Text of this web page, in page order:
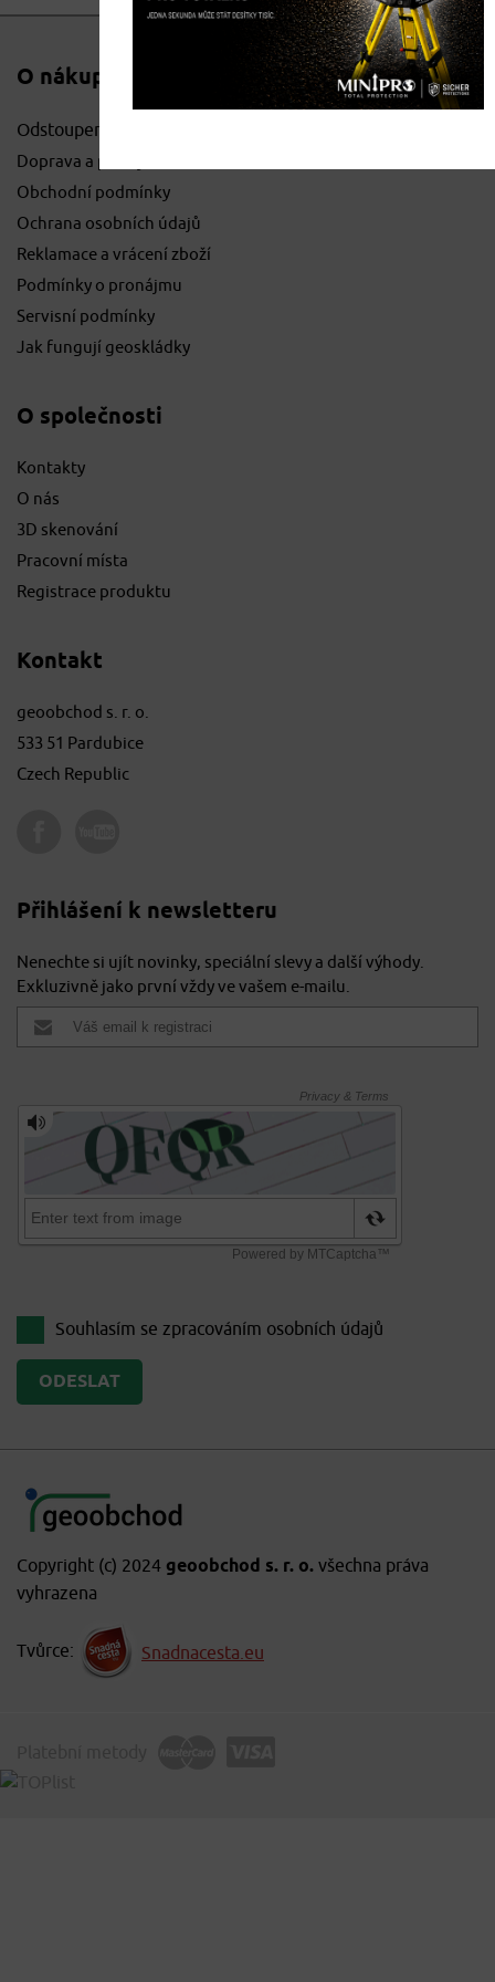
O nákupu
Odstoupení od smlouvy
Doprava a platby
Obchodní podmínky
Ochrana osobních údajů
Reklamace a vrácení zboží
Podmínky o pronájmu
Servisní podmínky
Jak fungují geoskládky
O společnosti
Kontakty
O nás
3D skenování
Pracovní místa
Registrace produktu
Kontakt
geoobchod s. r. o.
533 51 Pardubice
Czech Republic
Přihlášení k newsletteru
Nenechte si ujít novinky, speciální slevy a další výhody.
Exkluzivně jako první vždy ve vašem e-mailu.
Souhlasím se zpracováním osobních údajů
Copyright (c) 2024 geoobchod s. r. o. všechna práva
vyhrazena
Tvůrce: Snadnacesta.eu